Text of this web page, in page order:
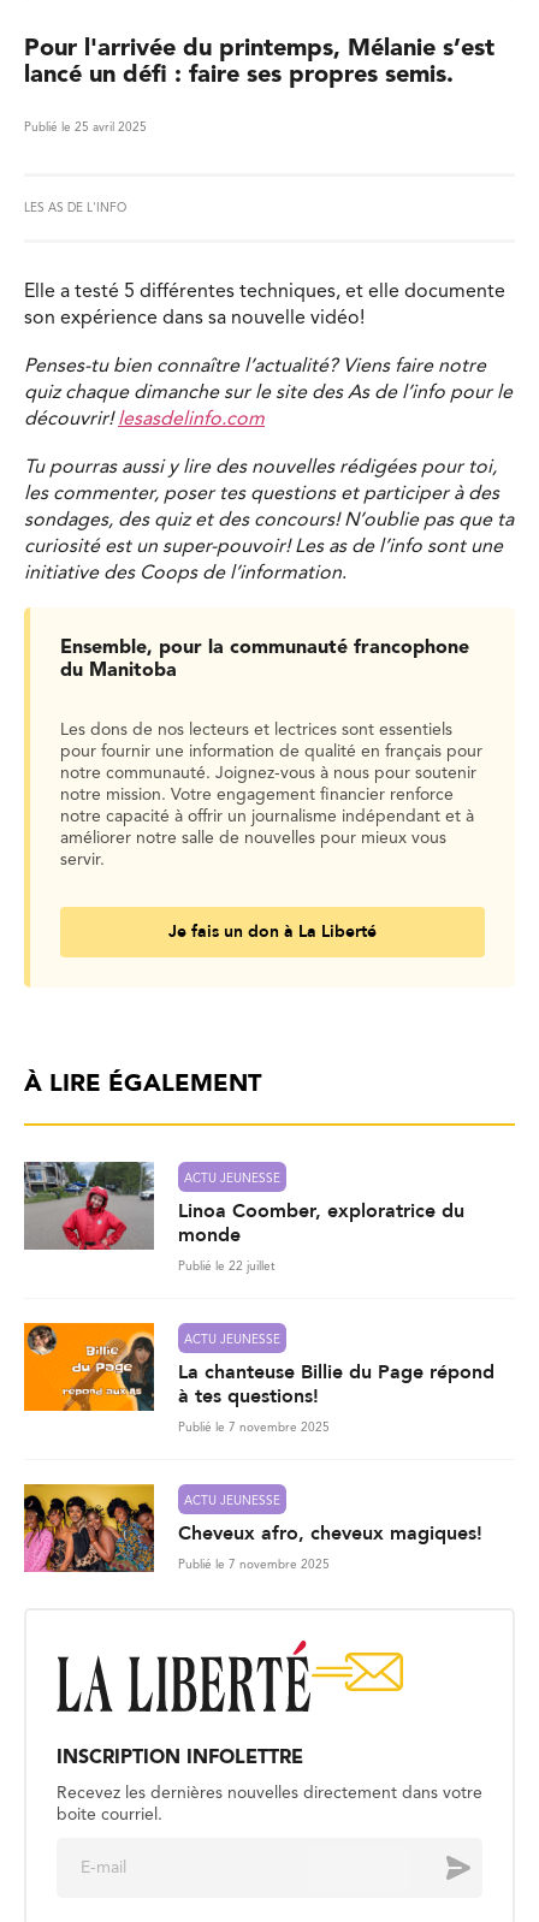
Pour l'arrivée du printemps, Mélanie s’est
lancé un défi : faire ses propres semis.
Publié le 25 avril 2025
LES AS DE L'INFO
Elle a testé 5 différentes techniques, et elle documente
son expérience dans sa nouvelle vidéo!
Penses-tu bien connaître l’actualité? Viens faire notre
quiz chaque dimanche sur le site des As de l’info pour le
découvrir!lesasdelinfo.com
Tu pourras aussi y lire des nouvelles rédigées pour toi,
les commenter, poser tes questions et participer à des
sondages, des quiz et des concours! N’oublie pas que ta
curiosité est un super-pouvoir! Les as de l’info sont une
initiative des Coops de l’information.
Ensemble, pour la communauté francophone
du Manitoba
Les dons de nos lecteurs et lectrices sont essentiels
pour fournir une information de qualité en français pour
notre communauté. Joignez-vous à nous pour soutenir
notre mission. Votre engagement financier renforce
notre capacité à offrir un journalisme indépendant et à
améliorer notre salle de nouvelles pour mieux vous
servir.
Je fais un don à La Liberté
À LIRE ÉGALEMENT
ACTU JEUNESSE
Linoa Coomber, exploratrice du
monde
Publié le 22 juillet
ACTU JEUNESSE
La chanteuse Billie du Page répond
à tes questions!
Publié le 7 novembre 2025
ACTU JEUNESSE
Cheveux afro, cheveux magiques!
Publié le 7 novembre 2025
INSCRIPTION INFOLETTRE
Recevez les dernières nouvelles directement dans votre
boite courriel.
Envoyer